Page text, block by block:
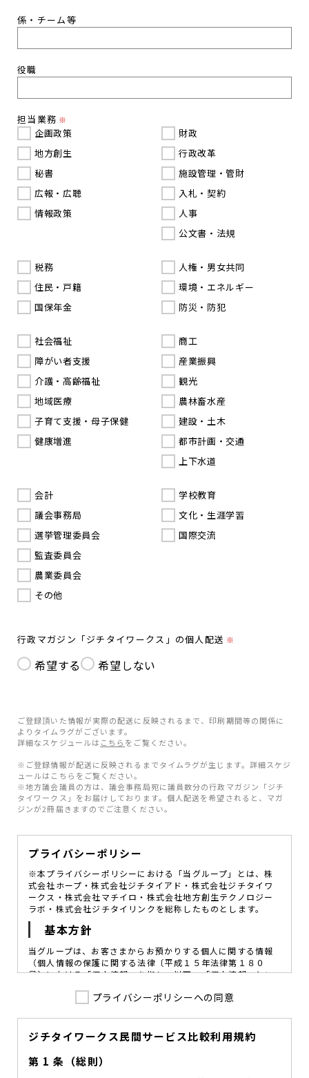
係・チーム等
役職
担当業務 ※
企画政策
地方創生
秘書
広報・広聴
情報政策
財政
行政改革
施設管理・管財
入札・契約
人事
公文書・法規
税務
住民・戸籍
国保年金
人権・男女共同
環境・エネルギー
防災・防犯
社会福祉
障がい者支援
介護・高齢福祉
地域医療
子育て支援・母子保健
健康増進
商工
産業振興
観光
農林畜水産
建設・土木
都市計画・交通
上下水道
会計
議会事務局
選挙管理委員会
監査委員会
農業委員会
その他
学校教育
文化・生涯学習
国際交流
行政マガジン「ジチタイワークス」の個人配送 ※
希望する 希望しない
ご登録頂いた情報が実際の配送に反映されるまで、印刷期間等の関係に
よりタイムラグがございます。
詳細なスケジュールは こちら をご覧ください。
※ご登録情報が配送に反映されるまでタイムラグが生じます。詳細スケジ
ュールはこちらをご覧ください。
※地方議会議員の方は、議会事務局宛に議員数分の行政マガジン「ジチ
タイワークス」をお届けしております。個人配送を希望されると、マガ
ジンが2冊届きますのでご注意ください。
プライバシーポリシー
※本プライバシーポリシーにおける「当グループ」とは、株
式会社ホープ・株式会社ジチタイアド・株式会社ジチタイワ
ークス・株式会社マチイロ・株式会社地方創生テクノロジー
ラボ・株式会社ジチタイリンクを総称したものとします。
基本方針
当グループは、お客さまからお預かりする個人に関する情報
（個人情報の保護に関する法律〔平成１５年法律第１８０
号〕における「個人情報」を指し、以下、「個人情報」とい
図ることが、重要な社会的責務であると考えております。
を定め、役員及び従業員に個人情報保護の重要性の認識と取
組みを徹底させることによって、個人情報の適切な取り扱い
に努めてまいります。
プライバシーポリシーへの同意
ジチタイワークス民間サービス比較利用規約
第 1 条（総則）